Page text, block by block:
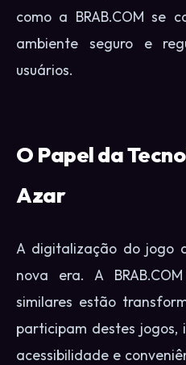
como a BRAB.COM se
ambiente seguro e
usuários.
O Papel da
Azar
A digitalização do jogo
nova era. A
similares estão
participam destes jogos,
acessibilidade e